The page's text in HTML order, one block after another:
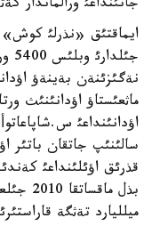
جانئنداعئ ورالماندار
نةگئزئنةن بةينةؤ
ماثعئستاؤ اؤدانئنئث
اؤدانئنداعئ
سالئنئپ جاتقان باتئر
قذرئق اؤئلئنداعئ
ميلليارد تةثگة